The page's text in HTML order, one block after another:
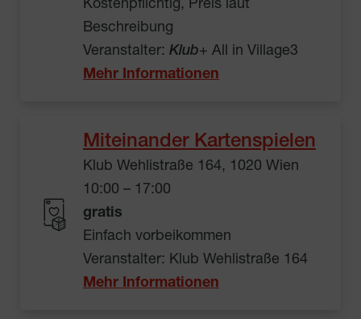
Kostenpflichtig, Preis laut
Beschreibung
Veranstalter: Klub+ All in Village3
Mehr Informationen
Miteinander Kartenspielen
Klub Wehlistraße 164, 1020 Wien
10:00 – 17:00
gratis
Einfach vorbeikommen
Veranstalter: Klub Wehlistraße 164
Mehr Informationen